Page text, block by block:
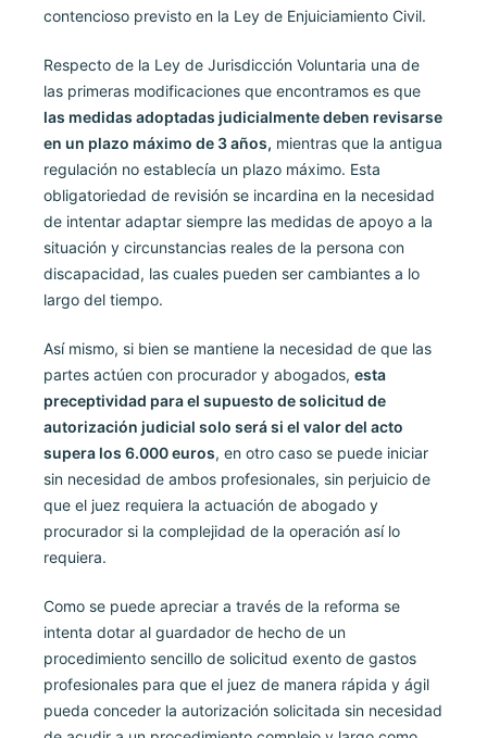
contencioso previsto en la Ley de Enjuiciamiento Civil.
Respecto de la Ley de Jurisdicción Voluntaria una de
las primeras modificaciones que encontramos es que
las medidas adoptadas judicialmente deben revisarse
en un plazo máximo de 3 años, mientras que la antigua
regulación no establecía un plazo máximo. Esta
obligatoriedad de revisión se incardina en la necesidad
de intentar adaptar siempre las medidas de apoyo a la
situación y circunstancias reales de la persona con
discapacidad, las cuales pueden ser cambiantes a lo
largo del tiempo.
Así mismo, si bien se mantiene la necesidad de que las
partes actúen con procurador y abogados,esta
preceptividad para el supuesto de solicitud de
autorización judicial solo será si el valor del acto
supera los 6.000 euros, en otro caso se puede iniciar
sin necesidad de ambos profesionales, sin perjuicio de
que el juez requiera la actuación de abogado y
procurador si la complejidad de la operación así lo
requiera.
Como se puede apreciar a través de la reforma se
intenta dotar al guardador de hecho de un
procedimiento sencillo de solicitud exento de gastos
profesionales para que el juez de manera rápida y ágil
pueda conceder la autorización solicitada sin necesidad